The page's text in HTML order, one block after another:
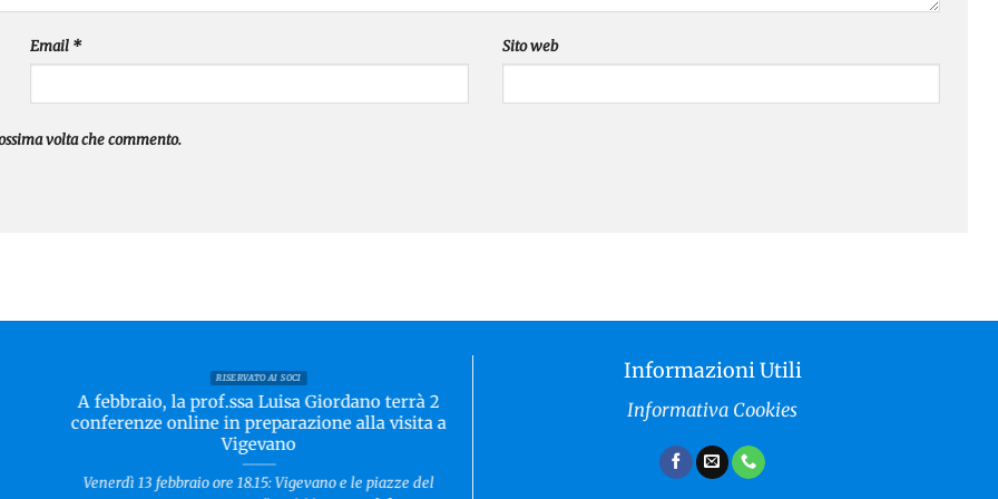
Email * Sito web
volta che commento.
RISERVATO AI SOCI
A febbraio, la prof.ssa Luisa Giordano terrà 2
conferenze online in preparazione alla visita a
Vigevano
Venerdì 13 febbraio ore 18.15: Vigevano e le piazze del
Informazioni Utili
Informativa Cookies